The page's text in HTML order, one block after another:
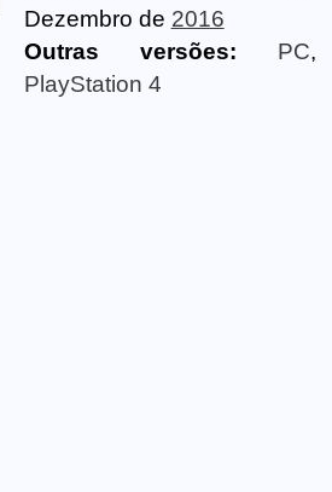
Dezembro de 2016
Outras versões:
PC,
PlayStation 4